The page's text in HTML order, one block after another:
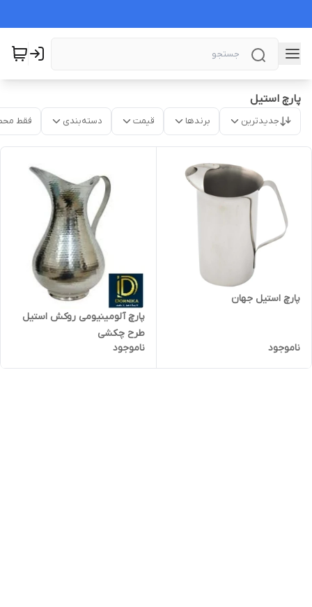
پارچ استیل
جدیدترین برندها قیمت دسته‌بندی فقط
پارچ استیل جهان
ناموجود
پارچ آلومینیومی روکش استیل
طرح چکشی
ناموجود